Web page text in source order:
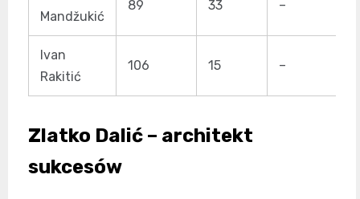
Mandžukić
89 33 –
Ivan
Rakitić
106 15 –
Zlatko Dalić – architekt
sukcesów